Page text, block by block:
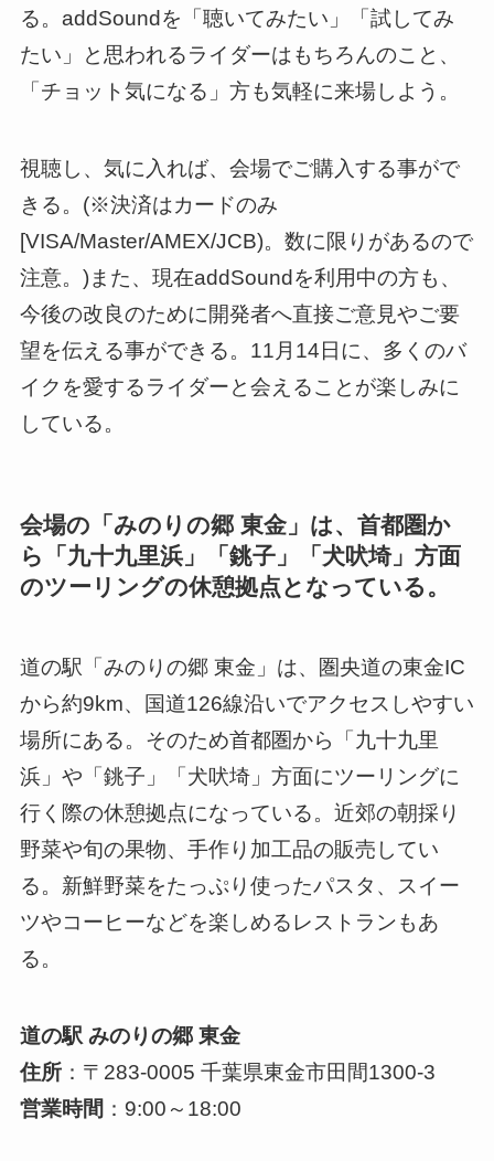
る。addSoundを「聴いてみたい」「試してみ
たい」と思われるライダーはもちろんのこと、
「チョット気になる」方も気軽に来場しよう。
視聴し、気に入れば、会場でご購入する事がで
きる。(※決済はカードのみ
[VISA/Master/AMEX/JCB)。数に限りがあるので
注意。)また、現在addSoundを利用中の方も、
今後の改良のために開発者へ直接ご意見やご要
望を伝える事ができる。11月14日に、多くのバ
イクを愛するライダーと会えることが楽しみに
している。
会場の「みのりの郷 東金」は、首都圏か
ら「九十九里浜」「銚子」「犬吠埼」方面
のツーリングの休憩拠点となっている。
道の駅「みのりの郷 東金」は、圏央道の東金IC
から約9km、国道126線沿いでアクセスしやすい
場所にある。そのため首都圏から「九十九里
浜」や「銚子」「犬吠埼」方面にツーリングに
行く際の休憩拠点になっている。近郊の朝採り
野菜や旬の果物、手作り加工品の販売してい
る。新鮮野菜をたっぷり使ったパスタ、スイー
ツやコーヒーなどを楽しめるレストランもあ
る。
道の駅 みのりの郷 東金
住所：〒283-0005 千葉県東金市田間1300-3
営業時間 ：9:00～18:00